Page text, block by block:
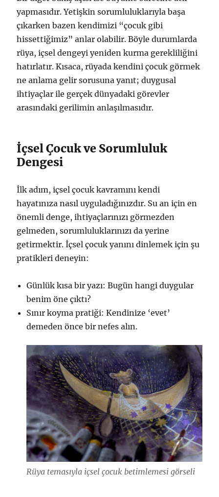
yapmasıdır. Yetişkin sorumluluklarıyla başa
çıkarken bazen kendimizi “çocuk gibi
hissettiğimiz” anlar olabilir. Böyle durumlarda
rüya, içsel dengeyi yeniden kurma gerekliliğini
hatırlatır. Kısaca, rüyada kendini çocuk görmek
ne anlama gelir sorusuna yanıt; duygusal
ihtiyaçlar ile gerçek dünyadaki görevler
arasındaki gerilimin anlaşılmasıdır.
İçsel Çocuk ve Sorumluluk
Dengesi
İlk adım, içsel çocuk kavramını kendi
hayatınıza nasıl uyguladığınızdır. Su an için en
önemli denge, ihtiyaçlarınızı görmezden
gelmeden, sorumluluklarınızı da yerine
getirmektir. İçsel çocuk yanını dinlemek için şu
pratikleri deneyin:
Günlük kısa bir yazı: Bugün hangi duygular
benim öne çıktı?
Sınır koyma pratiği: Kendinize ‘evet’
demeden önce bir nefes alın.
Rüya temasıyla içsel çocuk betimlemesi görseli